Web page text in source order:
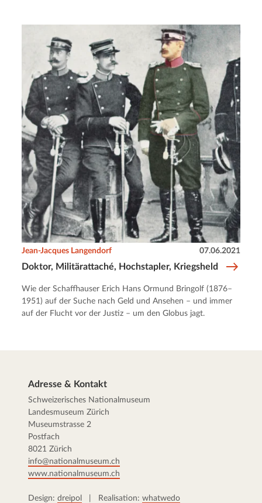
Doktor, Militärattaché, Hochstapler, Kriegsheld
Jean-Jacques Langendorf 07.06.2021
Wie der Schaffhauser Erich Hans Ormund Bringolf (1876–
1951) auf der Suche nach Geld und Ansehen – und immer
auf der Flucht vor der Justiz – um den Globus jagt.
Adresse & Kontakt
Schweizerisches Nationalmuseum
Landesmuseum Zürich
Museumstrasse 2
Postfach
8021 Zürich
info@nationalmuseum.ch
www.nationalmuseum.ch
Design: dreipol | Realisation: whatwedo